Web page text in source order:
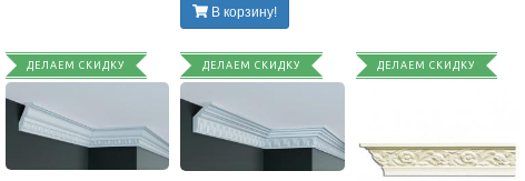
В корзину!
ДЕЛАЕМ СКИДКУ ДЕЛАЕМ СКИДКУ ДЕЛАЕМ СКИДКУ